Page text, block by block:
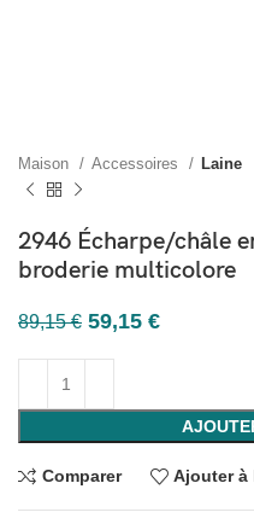
Maison Accessoires Laine
2946 Écharpe/châle
broderie multicolore
89,15€ 59,15 €
Comparer Ajouter à